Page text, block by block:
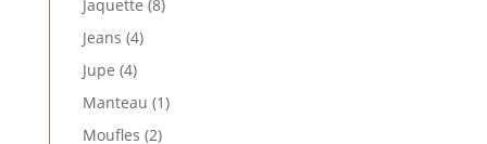
Jaquette 88
Jeans 44
Jupe 44
produits
Manteau 11
Moufles 22